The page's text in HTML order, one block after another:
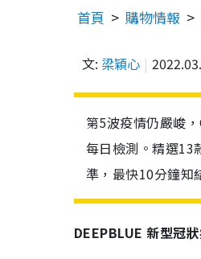
首頁 購物情報
文: 梁穎心
第5波疫情仍嚴峻
每日檢測。精選13
準，最快10分鐘知
DEEPBLUE 新型冠